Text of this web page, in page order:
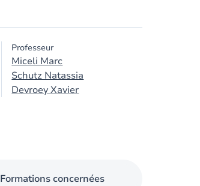
Professeur
Miceli Marc
Schutz Natassia
Devroey Xavier
Formations concernées